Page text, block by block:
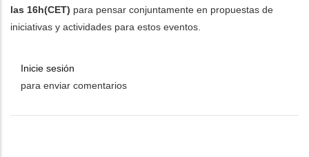
las 16h(CET) para pensar conjuntamente en propuestas de
iniciativas y actividades para estos eventos.
Inicie sesión
para enviar comentarios